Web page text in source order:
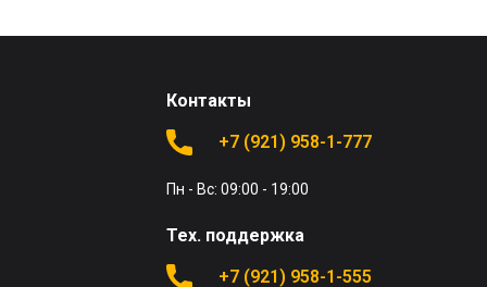
Контакты
+7 (921) 958-1-777
Пн - Вс: 09:00 - 19:00
Тех. поддержка
+7 (921) 958-1-555